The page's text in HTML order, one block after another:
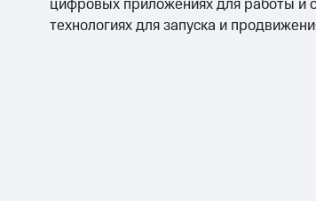
цифровых приложениях для работы и
технологиях для запуска и